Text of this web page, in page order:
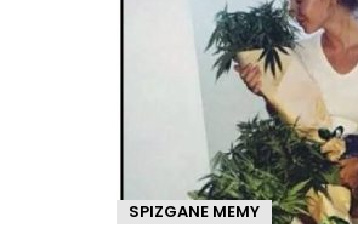
SPIZGANE MEMY